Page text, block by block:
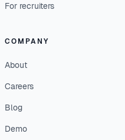
For recruiters
COMPANY
About
Careers
Blog
Demo